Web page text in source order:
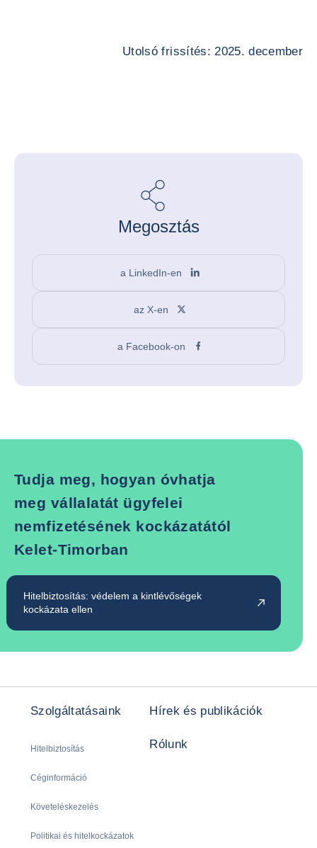
Utolsó frissítés: 2025. december
Megosztás
a LinkedIn-en
az X-en
a Facebook-on
Tudja meg, hogyan óvhatja
meg vállalatát ügyfelei
nemfizetésének kockázatától
Kelet-Timorban
Hitelbiztosítás: védelem a kintlévőségek
kockázata ellen
Szolgáltatásaink
Hitelbiztosítás
Céginformáció
Követeléskezelés
Politikai és hitelkockázatok
Hírek és publikációk
Rólunk